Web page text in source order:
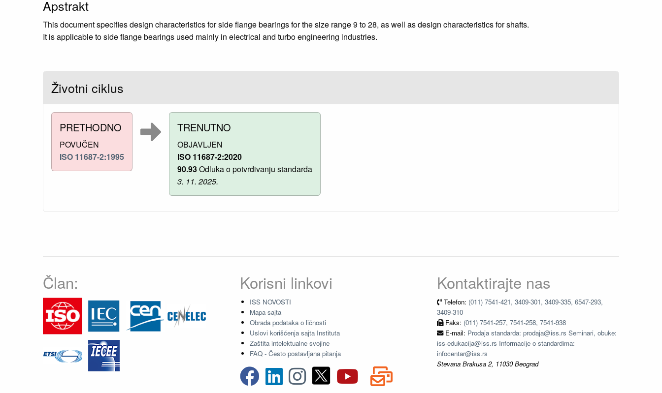
Apstrakt
This document specifies design characteristics for side flange bearings for the size range 9 to 28, as well as design characteristics for shafts.
It is applicable to side flange bearings used mainly in electrical and turbo engineering industries.
Životni ciklus
PRETHODNO
POVUČEN
ISO 11687-2:1995
TRENUTNO
OBJAVLJEN
ISO 11687-2:2020
90.93Odluka o potvrđivanju standarda
3. 11. 2025.
Član: Korisni linkovi
ISS NOVOSTI
Mapa sajta
Obrada podataka o ličnosti
Uslovi korišćenja sajta Instituta
Zaštita intelektualne svojine
FAQ - Često postavljana pitanja
Kontaktirajte nas
Telefon: (011) 7541-421, 3409-301, 3409-335, 6547-293,
3409-310
Faks: (011) 7541-257, 7541-258, 7541-938
E-mail: Prodaja standarda: prodaja@iss.rs Seminari, obuke:
iss-edukacija@iss.rs Informacije o standardima:
infocentar@iss.rs
Stevana Brakusa 2, 11030 Beograd